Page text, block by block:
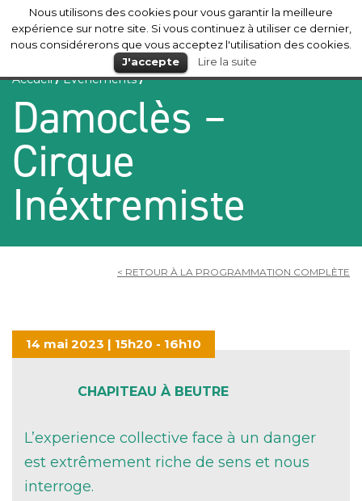
Mérignac
Accueil/Evénements/
Damoclès –
Cirque
Inéxtremiste
< RETOUR À LA PROGRAMMATION COMPLÈTE
14 mai 2023 | 15h20 - 16h10
CHAPITEAU À BEUTRE
L’experience collective face à un danger
est extrêmement riche de sens et nous
interroge.
Nous utilisons des cookies pour vous garantir la meilleure
expérience sur notre site. Si vous continuez à utiliser ce dernier,
nous considérerons que vous acceptez l'utilisation des cookies.
J'accepte
Lire la suite